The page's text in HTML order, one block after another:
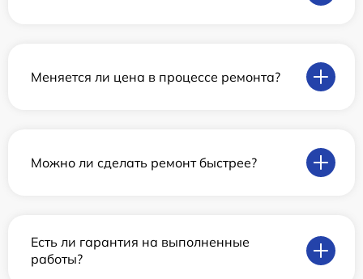
Меняется ли цена в процессе ремонта?
Можно ли сделать ремонт быстрее?
Есть ли гарантия на выполненные
работы?